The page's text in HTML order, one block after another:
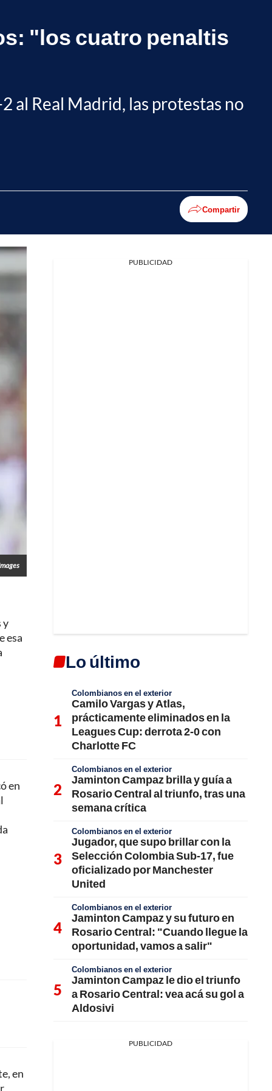
"los cuatro penaltis
al Real Madrid, las protestas no
Compartir
y
esa
en
en
PUBLICIDAD
Lo último
Colombianos en el exterior
Camilo Vargas y Atlas,
prácticamente eliminados en la
Leagues Cup: derrota 2-0 con
Charlotte FC
Colombianos en el exterior
Jaminton Campaz brilla y guía a
Rosario Central al triunfo, tras una
semana crítica
Colombianos en el exterior
Jugador, que supo brillar con la
Selección Colombia Sub-17, fue
oficializado por Manchester
United
Colombianos en el exterior
Jaminton Campaz y su futuro en
Rosario Central: "Cuando llegue la
oportunidad, vamos a salir"
Colombianos en el exterior
Jaminton Campaz le dio el triunfo
a Rosario Central: vea acá su gol a
Aldosivi
PUBLICIDAD